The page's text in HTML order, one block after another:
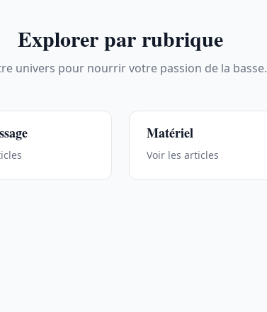
Explorer par rubrique
univers pour nourrir votre passion de la basse.
Matériel
Voir les articles